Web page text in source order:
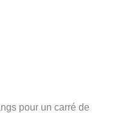
pour un carré de